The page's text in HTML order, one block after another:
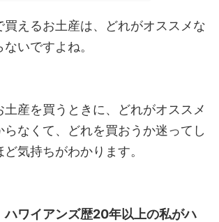
買えるお土産は、どれがオススメな
いですよね。
産を買うときに、どれがオススメ
らなくて、どれを買おうか迷ってし
気持ちがわかります。
ハワイアンズ歴20年以上の私がハ